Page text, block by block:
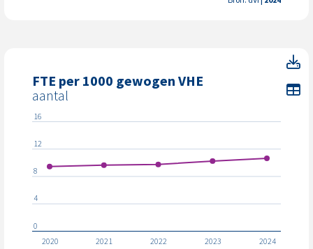
FTE per 1000 gewogen VHE
aantal
2020 2021 2022 2023 2024
0
4
8
12
16